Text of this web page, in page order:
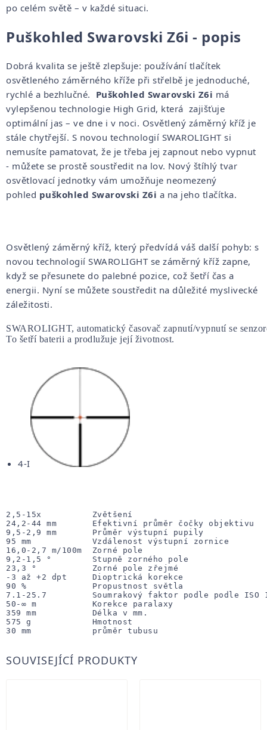
po celém světě – v každé situaci.
Puškohled Swarovski Z6i - popis
Dobrá kvalita se ještě zlepšuje: používání tlačítek
osvětleného záměrného kříže při střelbě je jednoduché,
rychlé a bezhlučné. Puškohled Swarovski Z6i má
vylepšenou technologie High Grid, která zajišťuje
optimální jas – ve dne i v noci. Osvětlený záměrný kříž je
stále chytřejší. S novou technologií SWAROLIGHT si
nemusíte pamatovat, že je třeba jej zapnout nebo vypnut
- můžete se prostě soustředit na lov. Nový štíhlý tvar
osvětlovací jednotky vám umožňuje neomezený
pohled puškohled Swarovski Z6i a na jeho tlačítka.
Osvětlený záměrný kříž, který předvídá váš další pohyb: s
novou technologií SWAROLIGHT se záměrný kříž zapne,
když se přesunete do palebné pozice, což šetří čas a
energii. Nyní se můžete soustředit na důležité myslivecké
záležitosti.
SWAROLIGHT, automatický časovač zapnutí/vypnutí se
To šetří baterii a prodlužuje její životnost.
4-I
2,5-15x          Zvětšení
24,2-44 mm       Efektivní průměr čočky objektivu
9,5-2,9 mm       Průměr výstupní pupily
95 mm            Vzdálenost výstupní zornice
16,0-2,7 m/100m  Zorné pole
9,2-1,5 °        Stupně zorného pole
23,3 °           Zorné pole zřejmé
-3 až +2 dpt     Dioptrická korekce
90 %             Propustnost světla
7.1-25.7         Soumrakový faktor podle podle ISO
50-∞ m           Korekce paralaxy
359 mm           Délka v mm.
575 g            Hmotnost
30 mm            průměr tubusu
SOUVISEJÍCÍ PRODUKTY